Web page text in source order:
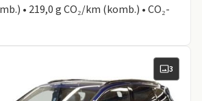
• 219,0 g CO₂/km (komb.) • CO₂-
3